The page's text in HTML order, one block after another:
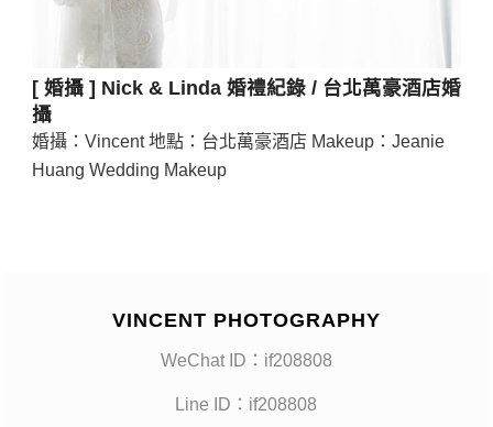
[ 婚攝 ] Nick & Linda 婚禮紀錄 / 台北萬豪酒店婚
攝
婚攝：Vincent 地點：台北萬豪酒店 Makeup：Jeanie
Huang Wedding Makeup
VINCENT PHOTOGRAPHY
WeChat ID：if208808
Line ID：if208808